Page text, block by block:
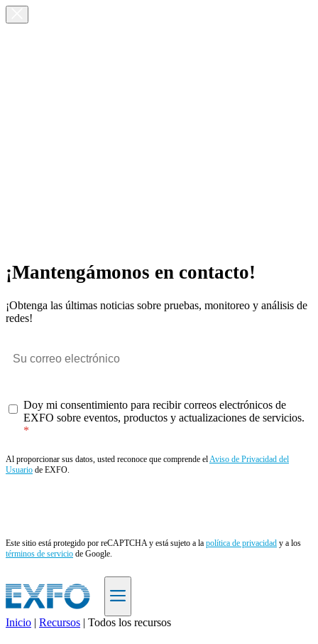
¡Mantengámonos en contacto!
¡Obtenga las últimas noticias sobre pruebas, monitoreo y análisis de
redes!
Doy mi consentimiento para recibir correos electrónicos de
EXFO sobre eventos, productos y actualizaciones de servicios.
Al proporcionar sus datos, usted reconoce que comprende elAviso de Privacidad del
Usuario de EXFO.
Este sitio está protegido por reCAPTCHA y está sujeto a la política de privacidad y a los
términos de servicio de Google.
Inicio | Recursos | Todos los recursos